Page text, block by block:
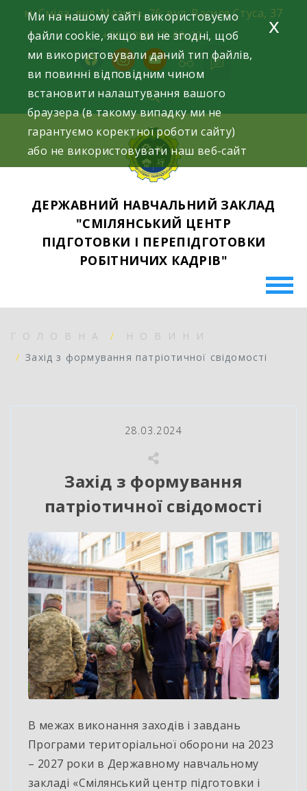
content
м. Сміла, вул. Мазура, 26; вул. Василя Стуса, 37
+38(098)612-69-32.
facebookinstagram
youtube
ДЕРЖАВНИЙ НАВЧАЛЬНИЙ ЗАКЛАД
"СМІЛЯНСЬКИЙ ЦЕНТР
ПІДГОТОВКИ І ПЕРЕПІДГОТОВКИ
РОБІТНИЧИХ КАДРІВ"
ГОЛОВНА
НОВИНИ
Захід з формування патріотичної свідомості
28.03.2024
Захід з формування
патріотичної свідомості
В межах виконання заходів і завдань
Програми територіальної оборони на 2023
– 2027 роки в Державному навчальному
закладі «Смілянський центр підготовки і
Ми на нашому сайті використовуємо
файли cookie, якщо ви не згодні, щоб
ми використовували даний тип файлів,
ви повинні відповідним чином
встановити налаштування вашого
браузера (в такому випадку ми не
гарантуємо коректної роботи сайту)
або не використовувати наш веб-сайт
x